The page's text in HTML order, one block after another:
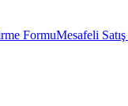
FormuMesafeli